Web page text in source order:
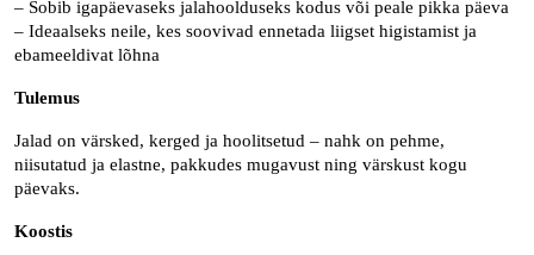
– Sobib igapäevaseks jalahoolduseks kodus või peale pikka päeva
– Ideaalseks neile, kes soovivad ennetada liigset higistamist ja
ebameeldivat lõhna
Tulemus
Jalad on värsked, kerged ja hoolitsetud – nahk on pehme,
niisutatud ja elastne, pakkudes mugavust ning värskust kogu
päevaks.
Koostis